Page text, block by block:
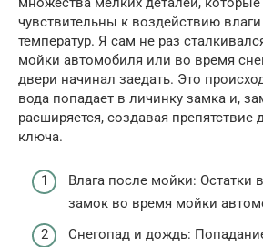
чувствительны к воздействию
температур. Я сам не раз
мойки автомобиля или во время
двери начинал заедать. Это
вода попадает в личинку замка и,
расширяется, создавая препятствие
ключа.
Влага после мойки: Остатки
замок во время мойки
Снегопад и дождь: